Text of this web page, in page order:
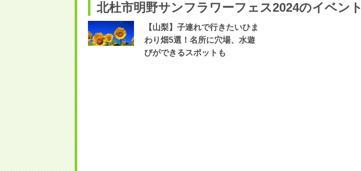
北杜市明野サンフラワーフェス2024のイベント
【山梨】子連れで行きたいひま
わり畑5選！名所に穴場、水遊
びができるスポットも